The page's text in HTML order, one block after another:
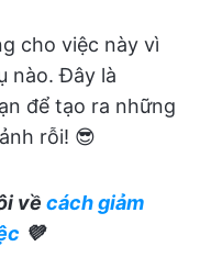
cho việc này vì
nào. Đây là
để tạo ra những
rỗi! 😎
về cách giảm
💜